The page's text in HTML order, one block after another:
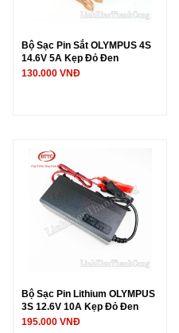
Bộ Sạc Pin Sắt OLYMPUS 4S
14.6V 5A Kẹp Đỏ Đen
130.000 VNĐ
Bộ Sạc Pin Lithium OLYMPUS
3S 12.6V 10A Kẹp Đỏ Đen
195.000 VNĐ